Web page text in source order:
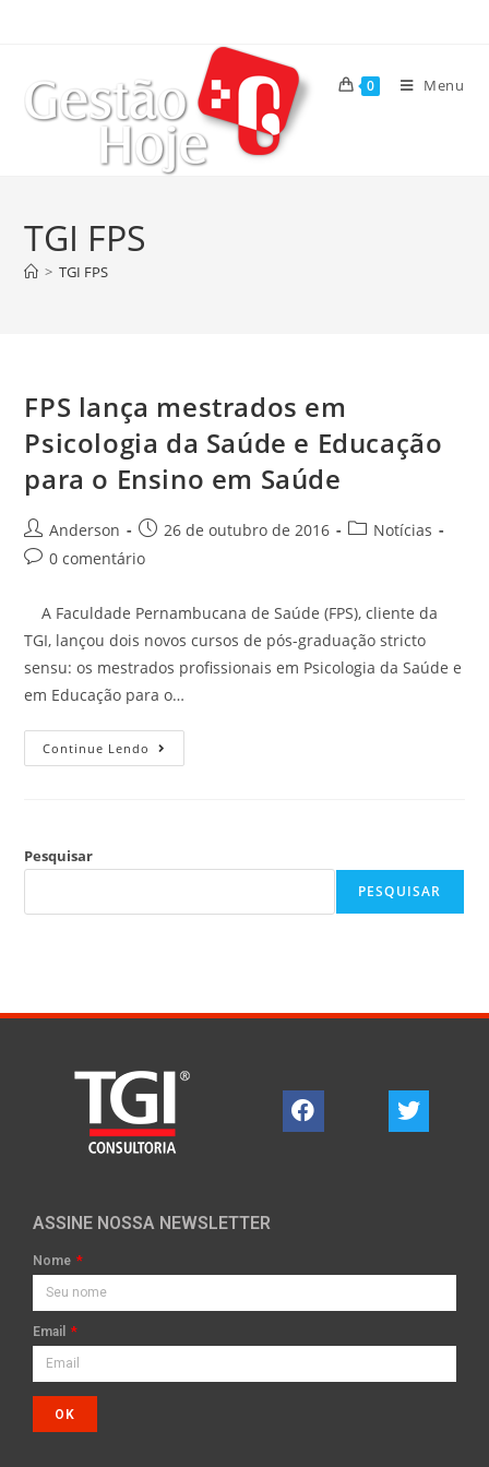
0 Menu
TGI FPS
> TGI FPS
FPS lança mestrados em
Psicologia da Saúde e Educação
para o Ensino em Saúde
Anderson 26 de outubro de 2016
Notícias
0 comentário
A Faculdade Pernambucana de Saúde (FPS), cliente da
TGI, lançou dois novos cursos de pós-graduação stricto
sensu: os mestrados profissionais em Psicologia da Saúde e
em Educação para o…
Continue Lendo
Pesquisar
PESQUISAR
ASSINE NOSSA NEWSLETTER
Nome
Email
OK